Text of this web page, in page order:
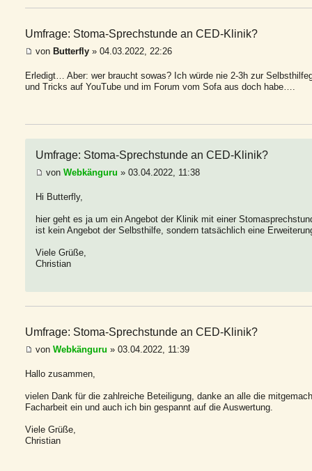
Umfrage: Stoma-Sprechstunde an CED-Klinik?
von Butterfly » 04.03.2022, 22:26
Erledigt… Aber: wer braucht sowas? Ich würde nie 2-3h zur
und Tricks auf YouTube und im Forum vom Sofa aus doch habe….
Umfrage: Stoma-Sprechstunde an CED-Klinik?
von Webkänguru » 03.04.2022, 11:38
Hi Butterfly,
hier geht es ja um ein Angebot der Klinik mit einer
ist kein Angebot der Selbsthilfe, sondern tatsächlich eine
Viele Grüße,
Christian
Umfrage: Stoma-Sprechstunde an CED-Klinik?
von Webkänguru » 03.04.2022, 11:39
Hallo zusammen,
vielen Dank für die zahlreiche Beteiligung, danke an alle die
Facharbeit ein und auch ich bin gespannt auf die Auswertung.
Viele Grüße,
Christian